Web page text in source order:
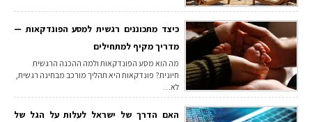
כיצד מתכוננים רגשית למסע הפונדקאות —
מדריך מקיף למתחילים
מה הוא מסע הפונדקאות ולמה ההכנה הרגשית
חיונית? פונדקאות היא תהליך מורכב מבחינה רגשית,
לא…
האם הדרך של ישראל לעלות על הגל של